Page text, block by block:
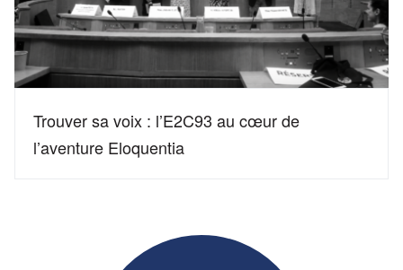
Trouver sa voix : l’E2C93 au cœur de
l’aventure Eloquentia